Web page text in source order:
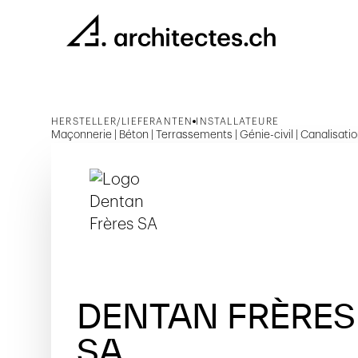
HERSTELLER/LIEFERANTEN INSTALLATEURE
Maçonnerie | Béton | Terrassements | Génie-civil |
DENTAN FRÈRES